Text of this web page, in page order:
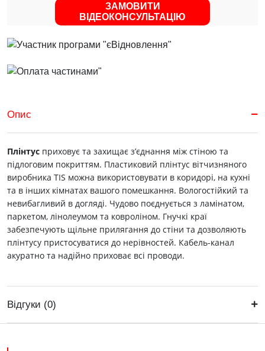
ЗАМОВИТИ
ВІДЕОКОНСУЛЬТАЦІЮ
Опис
Плінтус приховує та захищає з’єднання між стіною та
підлоговим покриттям. Пластиковий плінтус вітчизняного
виробника ТIS можна використовувати в коридорі, на кухні
та в інших кімнатах вашого помешкання. Вологостійкий та
невибагливий в догляді. Чудово поєднується з ламінатом,
паркетом, лінолеумом та ковроліном. Гнучкі краї
забезпечують щільне прилягання до стіни та дозволяють
плінтусу пристосуватися до нерівностей. Кабель-канал
акуратно та надійно приховає всі проводи.
Відгуки (0)